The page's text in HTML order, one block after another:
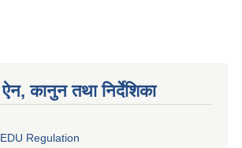
ऐन, कानुन तथा निर्देशिका
EDU Regulation